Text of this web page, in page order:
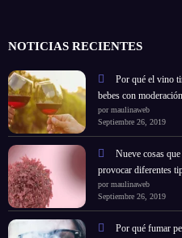
NOTICIAS RECIENTES
Por qué el vino
bebes con
por maulinaweb
Septiembre 26, 2019
Nueve cosas
provocar diferentes
por maulinaweb
Septiembre 26, 2019
Por qué fumar